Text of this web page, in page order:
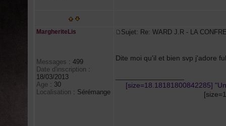
MargheriteLis
Messages : 499
Date d'inscription :
18/03/2013
Age : 30
Localisation : Sérémange
Sujet: Re: WARD J.R - LA
Dite moi qu'il et bien svp j'adore
[size=18.18181800842285]